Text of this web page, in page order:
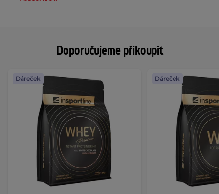
Doporučujeme přikoupit
Dáreček Dáreček